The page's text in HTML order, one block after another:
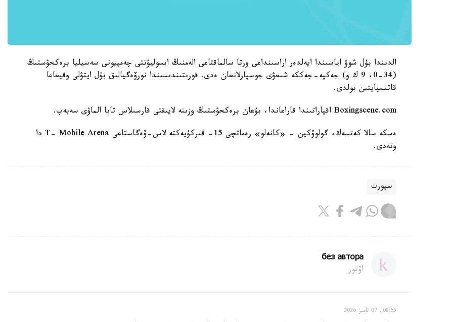
الدىندا بۇل شوۋ اياسىندا ايەلدەر اراسىنداعى ورتا سالماقتاعى الەمنىڭ ابسوليۋتتى چەمپيونى سەسيليا برەكحۋستىڭ
(34-0، 9 ك و) جەكپە-جەككە شىعۋى جوسپارلانعان ەدى. قورىتىندىسىندا نورۆەگيالىق بۇل ايتۋلى وقيعاعا
قاتىسپايتىن بولدى.
Boxingscene.com اقپاراتىندا قاراعاندا، بۇعان برەكحۋستىڭ وزىنە لايىقتى قارسىلاس تابا الماۋى سەبەپ.
ەسكە سالا كەتسەك، گولوۆكين - «كانەلو» رەماتچى 15- قىركۇيەكتە لاس-ۆەگاستاعى T- Mobile Arena دا
وتەدى.
سپورت
без автора
اۆتور
08:55, 07 تامىز 2026